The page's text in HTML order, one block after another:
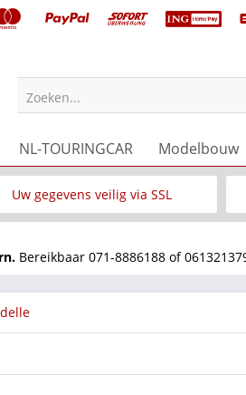
Zoeken...
Uw gegevens veilig via SSL
Bereikbaar 071-8886188 of